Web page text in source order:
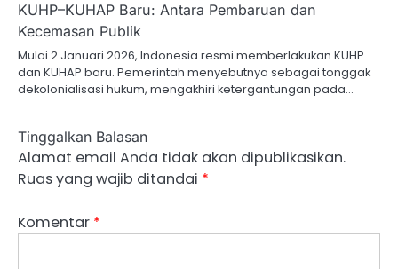
‎KUHP–KUHAP Baru: Antara Pembaruan dan
Kecemasan Publik
Mulai 2 Januari 2026, Indonesia resmi memberlakukan KUHP
dan KUHAP baru. Pemerintah menyebutnya sebagai tonggak
dekolonialisasi hukum, mengakhiri ketergantungan pada…
Tinggalkan Balasan
Alamat email Anda tidak akan dipublikasikan.
Ruas yang wajib ditandai *
Komentar *